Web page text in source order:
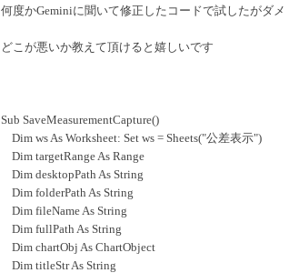
何度かGeminiに聞いて修正したコードで試したがダメ
どこが悪いか教えて頂けると嬉しいです
Sub SaveMeasurementCapture()
Dim ws As Worksheet: Set ws = Sheets("公差表示")
Dim targetRange As Range
Dim desktopPath As String
Dim folderPath As String
Dim fileName As String
Dim fullPath As String
Dim chartObj As ChartObject
Dim titleStr As String